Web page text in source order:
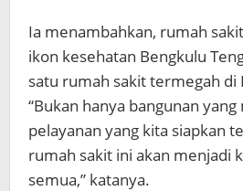
Ia menambahkan, rumah
ikon kesehatan Bengkulu
satu rumah sakit termegah di
“Bukan hanya bangunan
pelayanan yang kita siapkan
rumah sakit ini akan menjadi
semua,” katanya.